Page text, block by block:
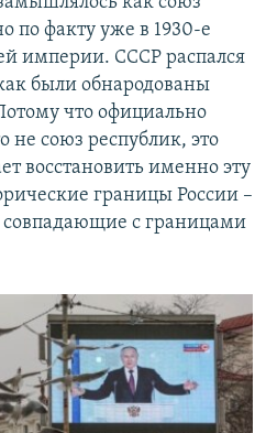
по факту уже в 1930-е
империи. СССР распался
были обнародованы
что официально
не союз республик, это
восстановить именно эту
границы России –
с границами